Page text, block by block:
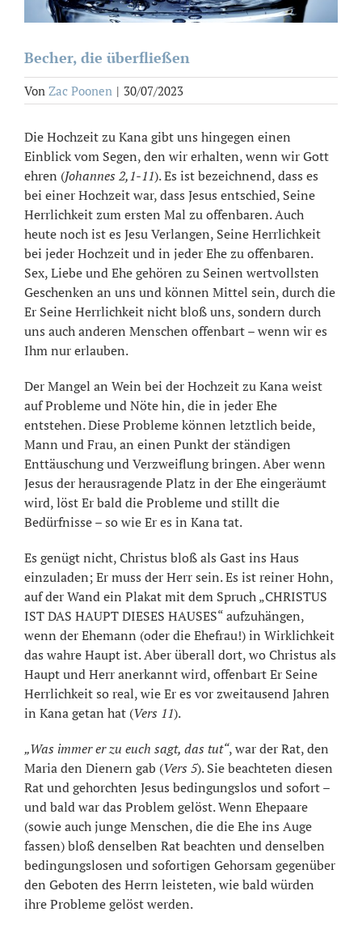
Becher, die überfließen
Von Zac Poonen | 30/07/2023
Die Hochzeit zu Kana gibt uns hingegen einen
Einblick vom Segen, den wir erhalten, wenn wir Gott
ehren (Johannes 2,1-11). Es ist bezeichnend, dass es
bei einer Hochzeit war, dass Jesus entschied, Seine
Herrlichkeit zum ersten Mal zu offenbaren. Auch
heute noch ist es Jesu Verlangen, Seine Herrlichkeit
bei jeder Hochzeit und in jeder Ehe zu offenbaren.
Sex, Liebe und Ehe gehören zu Seinen wertvollsten
Geschenken an uns und können Mittel sein, durch die
Er Seine Herrlichkeit nicht bloß uns, sondern durch
uns auch anderen Menschen offenbart – wenn wir es
Ihm nur erlauben.
Der Mangel an Wein bei der Hochzeit zu Kana weist
auf Probleme und Nöte hin, die in jeder Ehe
entstehen. Diese Probleme können letztlich beide,
Mann und Frau, an einen Punkt der ständigen
Enttäuschung und Verzweiflung bringen. Aber wenn
Jesus der herausragende Platz in der Ehe eingeräumt
wird, löst Er bald die Probleme und stillt die
Bedürfnisse – so wie Er es in Kana tat.
Es genügt nicht, Christus bloß als Gast ins Haus
einzuladen; Er muss der Herr sein. Es ist reiner Hohn,
auf der Wand ein Plakat mit dem Spruch „CHRISTUS
IST DAS HAUPT DIESES HAUSES“ aufzuhängen,
wenn der Ehemann (oder die Ehefrau!) in Wirklichkeit
das wahre Haupt ist. Aber überall dort, wo Christus als
Haupt und Herr anerkannt wird, offenbart Er Seine
Herrlichkeit so real, wie Er es vor zweitausend Jahren
in Kana getan hat (Vers 11).
„Was immer er zu euch sagt, das tut“, war der Rat, den
Maria den Dienern gab (Vers 5). Sie beachteten diesen
Rat und gehorchten Jesus bedingungslos und sofort –
und bald war das Problem gelöst. Wenn Ehepaare
(sowie auch junge Menschen, die die Ehe ins Auge
fassen) bloß denselben Rat beachten und denselben
bedingungslosen und sofortigen Gehorsam gegenüber
den Geboten des Herrn leisteten, wie bald würden
ihre Probleme gelöst werden.